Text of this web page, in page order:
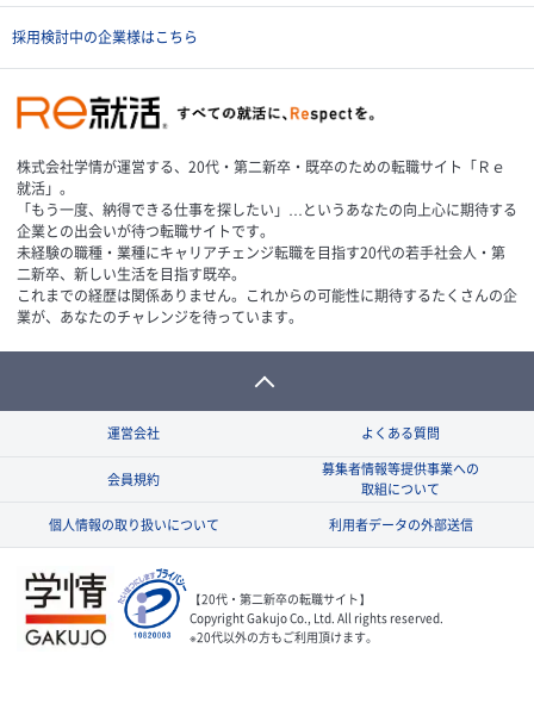
採用検討中の企業様はこちら
株式会社学情が運営する、20代・第二新卒・既卒のための転職サイト「Ｒｅ
就活」。
「もう一度、納得できる仕事を探したい」…というあなたの向上心に期待する
企業との出会いが待つ転職サイトです。
未経験の職種・業種にキャリアチェンジ転職を目指す20代の若手社会人・第
二新卒、新しい生活を目指す既卒。
これまでの経歴は関係ありません。これからの可能性に期待するたくさんの企
業が、あなたのチャレンジを待っています。
運営会社 よくある質問
会員規約
募集者情報等提供事業への
取組について
個人情報の取り扱いについて
利用者データの外部送信
【20代・第二新卒の転職サイト】
Copyright Gakujo Co., Ltd. All rights reserved.
※20代以外の方もご利用頂けます。